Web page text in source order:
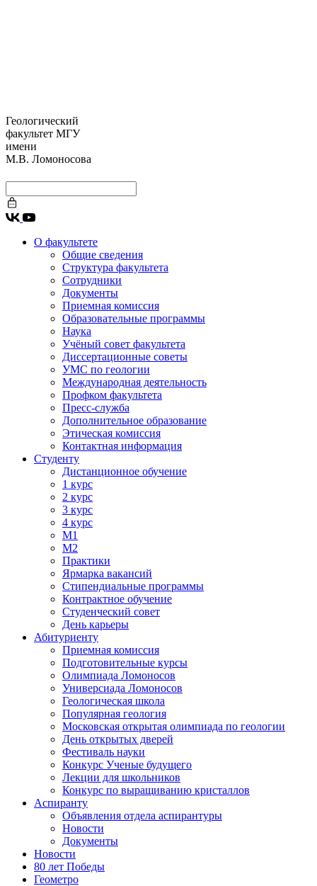
Геологический
факультет МГУ
имени
М.В. Ломоносова
О факультете
Общие сведения
Структура факультета
Сотрудники
Документы
Приемная комиссия
Образовательные программы
Наука
Учёный совет факультета
Диссертационные советы
УМС по геологии
Международная деятельность
Профком факультета
Пресс-служба
Дополнительное образование
Этическая комиссия
Контактная информация
Студенту
Дистанционное обучение
1 курс
2 курс
3 курс
4 курс
М1
М2
Практики
Ярмарка вакансий
Стипендиальные программы
Контрактное обучение
Студенческий совет
День карьеры
Абитуриенту
Приемная комиссия
Подготовительные курсы
Олимпиада Ломоносов
Универсиада Ломоносов
Геологическая школа
Популярная геология
Московская открытая олимпиада по геологии
День открытых дверей
Фестиваль науки
Конкурс Ученые будущего
Лекции для школьников
Конкурс по выращиванию кристаллов
Аспиранту
Объявления отдела аспирантуры
Новости
Документы
Новости
80 лет Победы
Геометро